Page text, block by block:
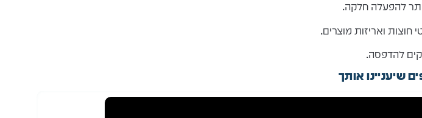
להדפסה.
שיעניינו אותך